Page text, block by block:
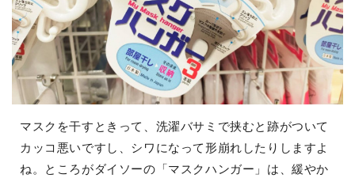
マスクを干すときって、洗濯バサミで挟むと跡がついて
カッコ悪いですし、シワになって形崩れしたりしますよ
ね。ところがダイソーの「マスクハンガー」は、緩やか